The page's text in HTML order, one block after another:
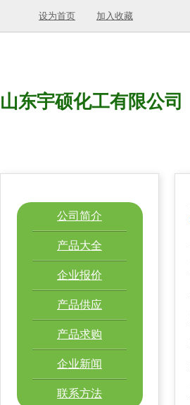
设为首页 加入收藏
山东宇硕化工有限公司
公司简介
产品大全
企业报价
产品供应
产品求购
企业新闻
联系方法